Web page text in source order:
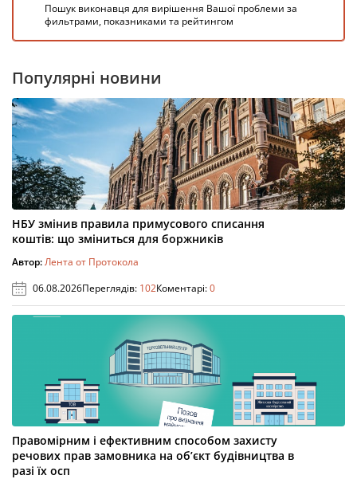
Пошук виконавця для вирішення Вашої проблеми за
фильтрами, показниками та рейтингом
Популярні новини
НБУ змінив правила примусового списання
коштів: що зміниться для боржників
Автор:Лента от Протокола
06.08.2026Переглядів: 102Коментарі:0
Правомірним і ефективним способом захисту
речових прав замовника на об’єкт будівництва в
разі їх осп